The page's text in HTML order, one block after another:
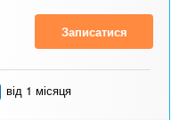
Записатися
від 1 місяця